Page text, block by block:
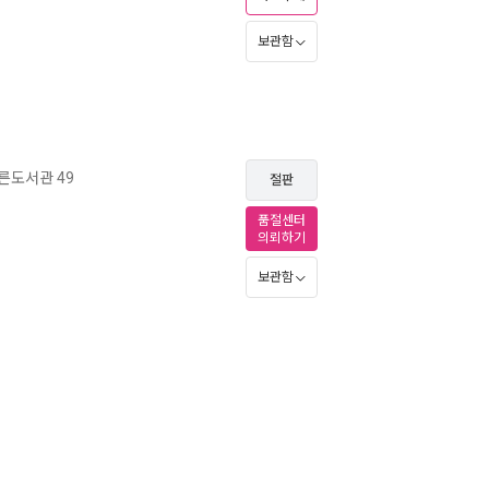
보관함
도서관 49 절판
품절센터
의뢰하기
보관함